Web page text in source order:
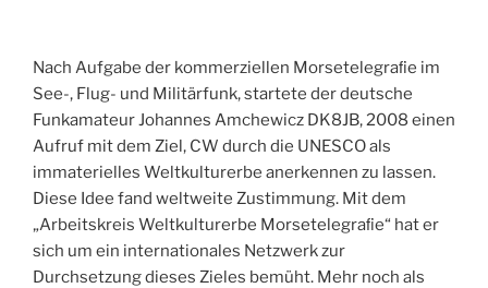
Nach Aufgabe der kommerziellen Morsetelegraﬁe im
See-, Flug- und Militärfunk, startete der deutsche
Funkamateur Johannes Amchewicz DK8JB, 2008 einen
Aufruf mit dem Ziel, CW durch die UNESCO als
immaterielles Weltkulturerbe anerkennen zu lassen.
Diese Idee fand weltweite Zustimmung. Mit dem
„Arbeitskreis Weltkulturerbe Morsetelegraﬁe“ hat er
sich um ein internationales Netzwerk zur
Durchsetzung dieses Zieles bemüht. Mehr noch als